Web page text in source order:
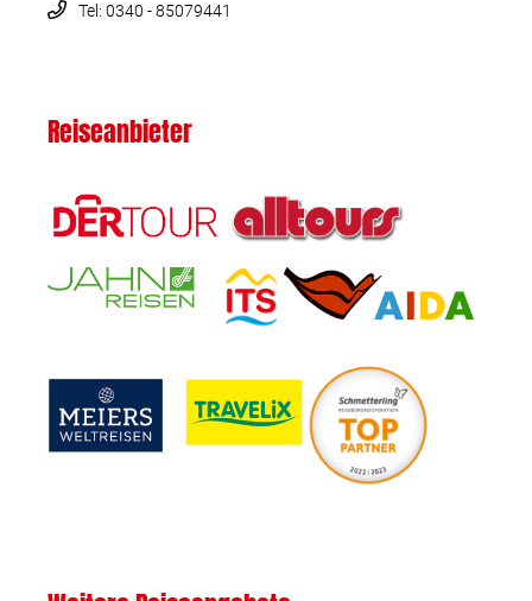
Tel: 0340 - 85079441
Reiseanbieter